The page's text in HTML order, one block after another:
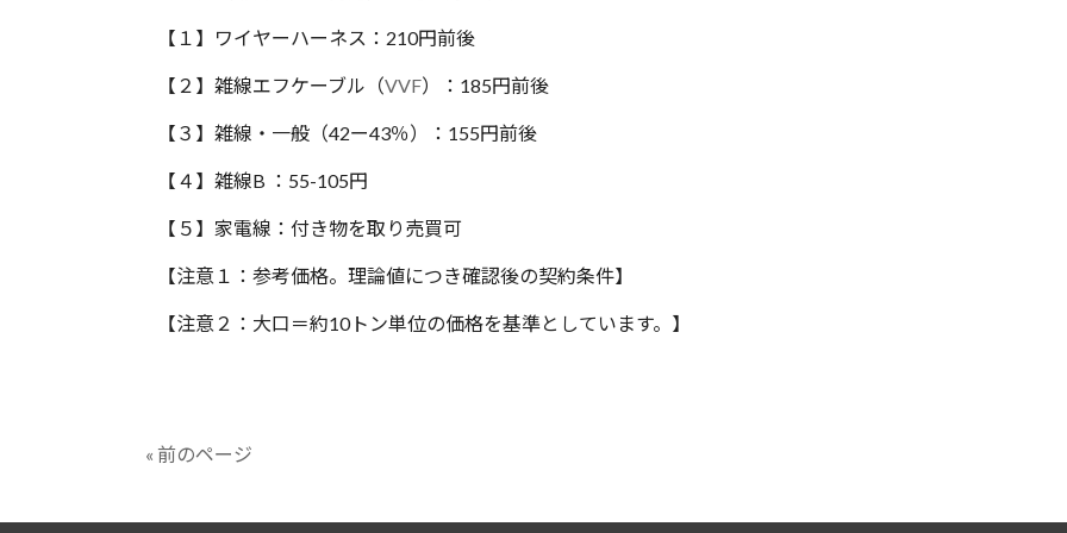
【１】ワイヤーハーネス：210円前後
【２】雑線エフケーブル（VVF）：185円前後
【３】雑線・一般（42ー43％）：155円前後
【４】雑線B ：55-105円
【５】家電線：付き物を取り売買可
【注意１：参考価格。理論値につき確認後の契約条件】
【注意２：大口＝約10トン単位の価格を基準としています。】
« 前のページ